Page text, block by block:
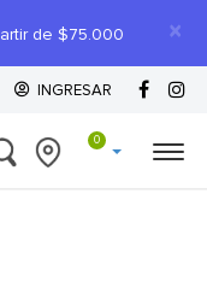
×
de $75.000
INGRESAR
0